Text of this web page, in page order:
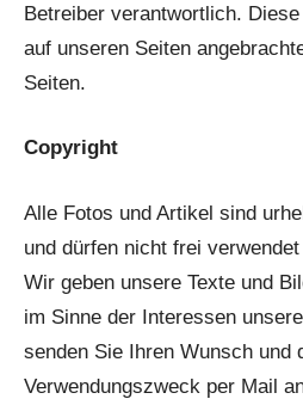
Betreiber verantwortlich.
auf unseren Seiten
Seiten.
Copyright
Alle Fotos und Artikel sind
und dürfen nicht frei
Wir geben unsere Texte und
im Sinne der Interessen
senden Sie Ihren Wunsch und
Verwendungszweck per Mail